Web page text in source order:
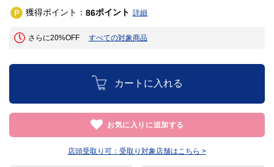
獲得ポイント： 86ポイント 詳細
さらに20%OFF すべての対象商品
カートに入れる
お気に入りに追加する
店頭受取り可： 受取り対象店舗はこちら >